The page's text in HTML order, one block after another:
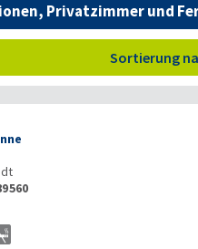
Privatzimmer und
Sortierung